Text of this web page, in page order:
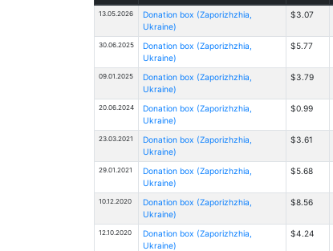
13.05.2026
Donation box (Zaporizhzhia,
Ukraine)
$3.07
30.06.2025
Donation box (Zaporizhzhia,
Ukraine)
$5.77
09.01.2025
Donation box (Zaporizhzhia,
Ukraine)
$3.79
20.06.2024
Donation box (Zaporizhzhia,
Ukraine)
$0.99
23.03.2021
Donation box (Zaporizhzhia,
Ukraine)
$3.61
29.01.2021
Donation box (Zaporizhzhia,
Ukraine)
$5.68
10.12.2020
Donation box (Zaporizhzhia,
Ukraine)
$8.56
12.10.2020
Donation box (Zaporizhzhia,
Ukraine)
$4.24